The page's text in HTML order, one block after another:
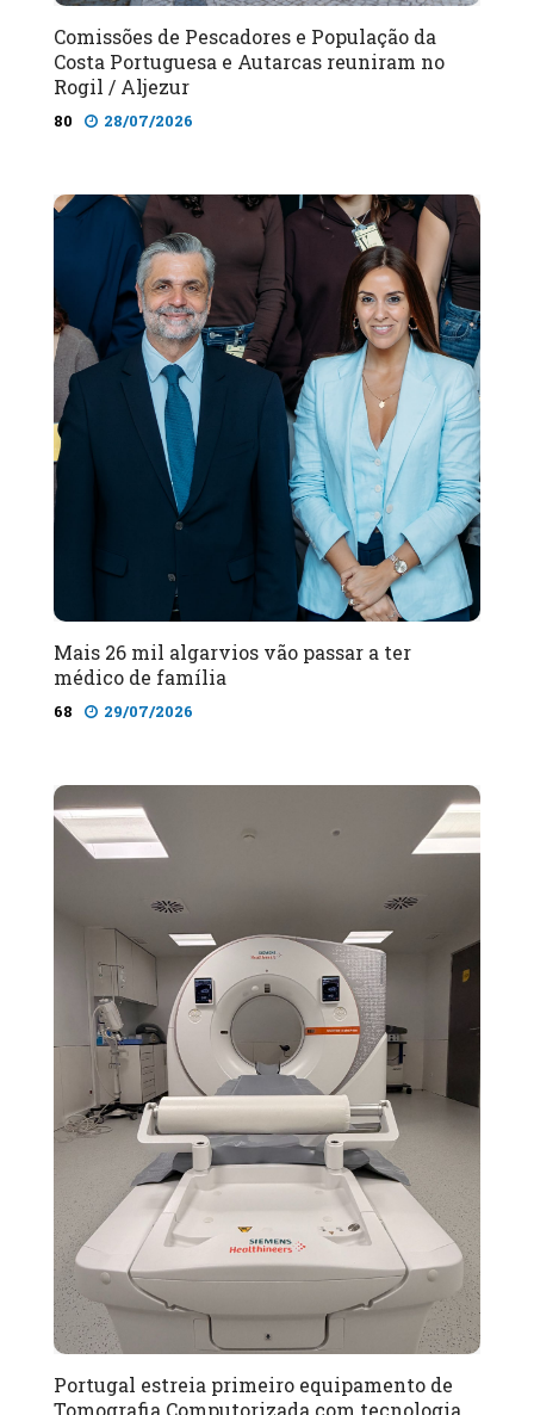
Comissões de Pescadores e População da
Costa Portuguesa e Autarcas reuniram no
Rogil / Aljezur
80 28/07/2026
Mais 26 mil algarvios vão passar a ter
médico de família
68 29/07/2026
Portugal estreia primeiro equipamento de
Tomografia Computorizada com tecnologia